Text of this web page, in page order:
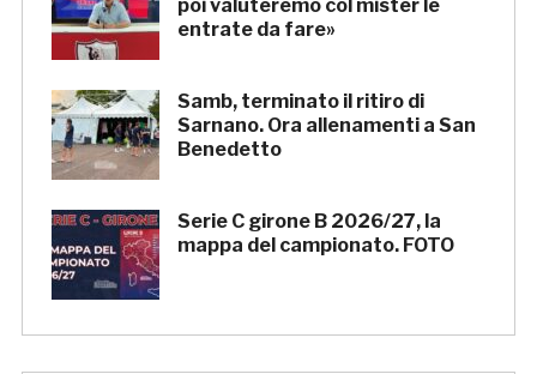
poi valuteremo col mister le
entrate da fare»
Samb, terminato il ritiro di
Sarnano. Ora allenamenti a San
Benedetto
Serie C girone B 2026/27, la
mappa del campionato. FOTO